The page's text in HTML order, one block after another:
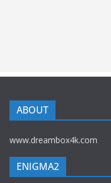
ABOUT
www.dreambox4k.com
ENIGMA2